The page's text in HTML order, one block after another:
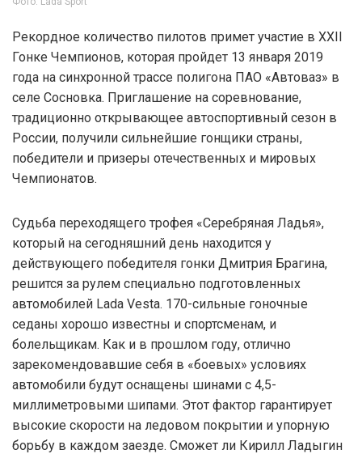
Рекордное количество пилотов примет участие в XXII
Гонке Чемпионов, которая пройдет 13 января 2019
года на синхронной трассе полигона ПАО «Автоваз» в
селе Сосновка. Приглашение на соревнование,
традиционно открывающее автоспортивный сезон в
России, получили сильнейшие гонщики страны,
победители и призеры отечественных и мировых
Чемпионатов.
Судьба переходящего трофея «Серебряная Ладья»,
который на сегодняшний день находится у
действующего победителя гонки Дмитрия Брагина,
решится за рулем специально подготовленных
автомобилей Lada Vesta. 170-сильные гоночные
седаны хорошо известны и спортсменам, и
болельщикам. Как и в прошлом году, отлично
зарекомендовавшие себя в «боевых» условиях
автомобили будут оснащены шинами с 4,5-
миллиметровыми шипами. Этот фактор гарантирует
высокие скорости на ледовом покрытии и упорную
борьбу в каждом заезде. Сможет ли Кирилл Ладыгин